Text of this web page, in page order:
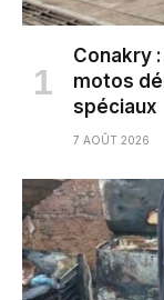
Conakry
motos
spéciaux
7 AOÛT 2026